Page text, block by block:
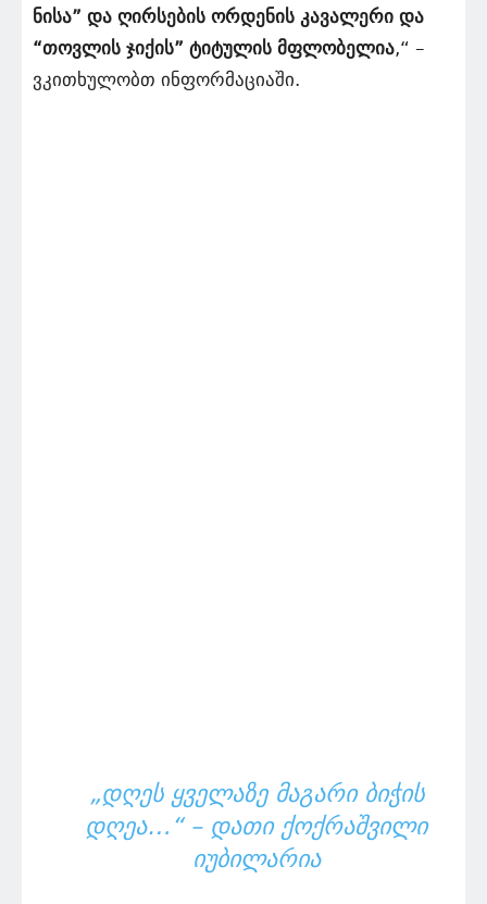
ნი­სა” და ღირ­სე­ბის ორ­დე­ნის კა­ვა­ლე­რი და
“თოვ­ლის ჯი­ქის” ტი­ტუ­ლის მფლო­ბე­ლია,“ –
ვკითხულობთ ინფორმაციაში.
„ᲓᲦᲔᲡ ᲧᲕᲔᲚᲐᲖᲔ ᲛᲐᲒᲐᲠᲘ ᲑᲘᲭᲘᲡ
ᲓᲦᲔᲐ…“ – ᲓᲐᲗᲘ ᲥᲝᲥᲠᲐᲨᲕᲘᲚᲘ
ᲘᲣᲑᲘᲚᲐᲠᲘᲐ